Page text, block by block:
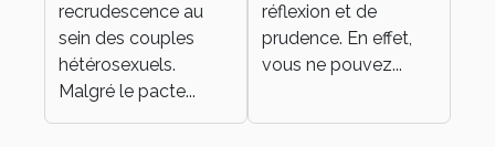
recrudescence au
sein des couples
hétérosexuels.
Malgré le pacte...
réflexion et de
prudence. En effet,
vous ne pouvez...